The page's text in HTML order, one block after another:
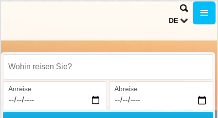
DE
Wohin reisen Sie?
Anreise Abreise